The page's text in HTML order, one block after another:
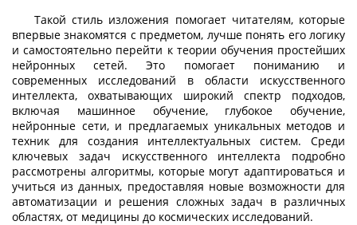
Такой стиль изложения помогает читателям, которые
впервые знакомятся с предметом, лучше понять его логику
и самостоятельно перейти к теории обучения простейших
нейронных сетей. Это помогает пониманию и
современных исследований в области искусственного
интеллекта, охватывающих широкий спектр подходов,
включая машинное обучение, глубокое обучение,
нейронные сети, и предлагаемых уникальных методов и
техник для создания интеллектуальных систем. Среди
ключевых задач искусственного интеллекта подробно
рассмотрены алгоритмы, которые могут адаптироваться и
учиться из данных, предоставляя новые возможности для
автоматизации и решения сложных задач в различных
областях, от медицины до космических исследований.